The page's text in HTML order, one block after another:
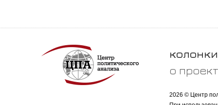
колонки
о
2026 © Центр